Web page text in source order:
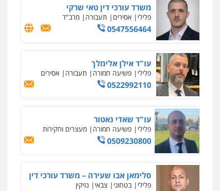
0507120031
עו"ד אייל אביטל
פלילי פשיעה חמורה מעצרים וחקירות
0544712201
עו"ד רונן בנדל
משפט פלילי פשיעה חמורה פלילי
0524282442
כבריאן, מזר – משרד עורכי דין
פלילי מעצרים וחקירות
0543986802
משרד עורכי דין טאי שרקי
פלילי אסירים תעבורה מרב"ד
0547556464
עו"ד אילן אלימלך
פלילי פשיעה חמורה תעבורה אסירים
0522992110
עו"ד שאדי נאטור
פלילי פשיעה חמורה מעצרים וחקירות
0509230800
סלימאן אבו שעירה – משרד עורכי דין
פלילי בטחוני צבאי נזיקין